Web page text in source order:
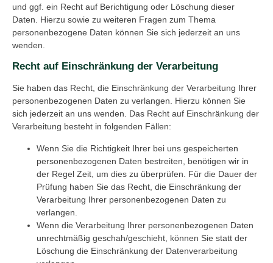
und ggf. ein Recht auf Berichtigung oder Löschung dieser
Daten. Hierzu sowie zu weiteren Fragen zum Thema
personenbezogene Daten können Sie sich jederzeit an uns
wenden.
Recht auf Einschränkung der Verarbeitung
Sie haben das Recht, die Einschränkung der Verarbeitung Ihrer
personenbezogenen Daten zu verlangen. Hierzu können Sie
sich jederzeit an uns wenden. Das Recht auf Einschränkung der
Verarbeitung besteht in folgenden Fällen:
Wenn Sie die Richtigkeit Ihrer bei uns gespeicherten
personenbezogenen Daten bestreiten, benötigen wir in
der Regel Zeit, um dies zu überprüfen. Für die Dauer der
Prüfung haben Sie das Recht, die Einschränkung der
Verarbeitung Ihrer personenbezogenen Daten zu
verlangen.
Wenn die Verarbeitung Ihrer personenbezogenen Daten
unrechtmäßig geschah/geschieht, können Sie statt der
Löschung die Einschränkung der Datenverarbeitung